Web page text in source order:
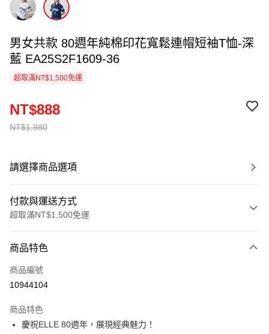
男女共款 80週年純棉印花寬鬆連帽短袖T恤-深
藍 EA25S2F1609-36
超取滿NT$1,500免運
NT$1,980
NT$888
請選擇商品選項
付款與運送方式
超取滿NT$1,500免運
信用卡一次付款
超商取貨付款
Apple Pay
商品特色
商品編號
10944104
商品特色
慶祝ELLE 80週年，展現經典魅力！